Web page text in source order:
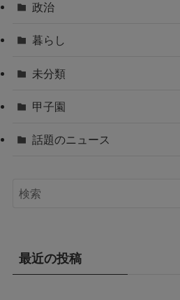
政治
暮らし
未分類
甲子園
話題のニュース
最近の投稿